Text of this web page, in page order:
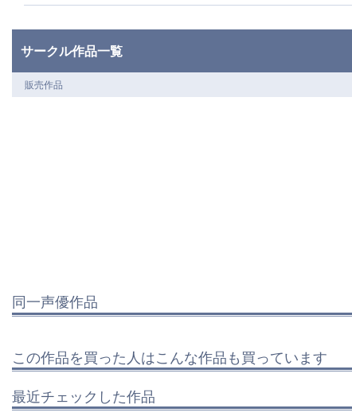
サークル作品一覧
販売作品
同一声優作品
この作品を買った人はこんな作品も買っています
最近チェックした作品